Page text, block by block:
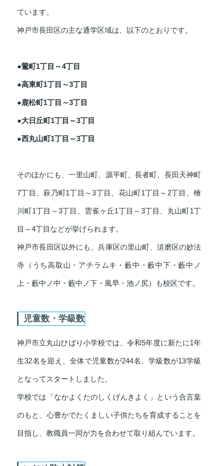
ています。
神戸市長田区の主な通学区域は、以下のとおりです。
●鶯町1丁目～4丁目
●高東町1丁目～3丁目
●鹿松町1丁目～3丁目
●大日丘町1丁目～3丁目
●西丸山町1丁目～3丁目
そのほかにも、一里山町、源平町、長者町、長田天神町
7丁目、萩乃町1丁目～3丁目、花山町1丁目～2丁目、檜
川町1丁目～3丁目、雲雀ヶ丘1丁目～3丁目、丸山町1丁
目～4丁目などが挙げられます。
神戸市長田区以外にも、兵庫区の里山町、須磨区の妙法
寺（うち高取山・アチラムキ・藪中・藪中下・藪中ノ
上・藪中ノ中・藪中ノ下・風早・池ノ尻）も校区です。
児童数・学級数
神戸市立丸山ひばり小学校では、令和5年度に新たに1年
生32名を迎え、全体で児童数が244名、学級数が13学級
となってスタートしました。
学校では「なかよくたのしくげんきよく」という合言葉
のもと、心豊かでたくましい子供たちを育成することを
目指し、教職員一同が力を合わせて取り組んでいます。